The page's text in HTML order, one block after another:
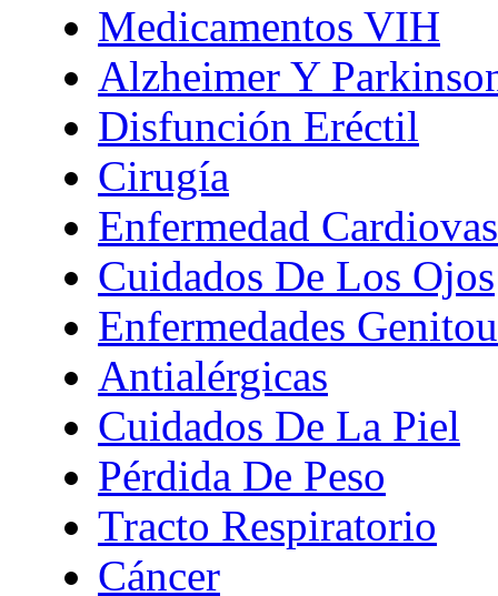
Medicamentos VIH
Alzheimer Y
Disfunción Eréctil
Cirugía
Enfermedad
Cuidados De Los Ojos
Enfermedades
Antialérgicas
Cuidados De La Piel
Pérdida De Peso
Tracto Respiratorio
Cáncer